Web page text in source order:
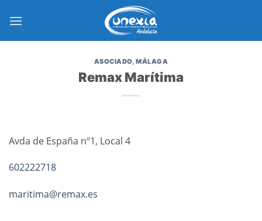
ASOCIADO,MÁLAGA
Remax Marítima
Avda de España nº1, Local 4
602222718
maritima@remax.es